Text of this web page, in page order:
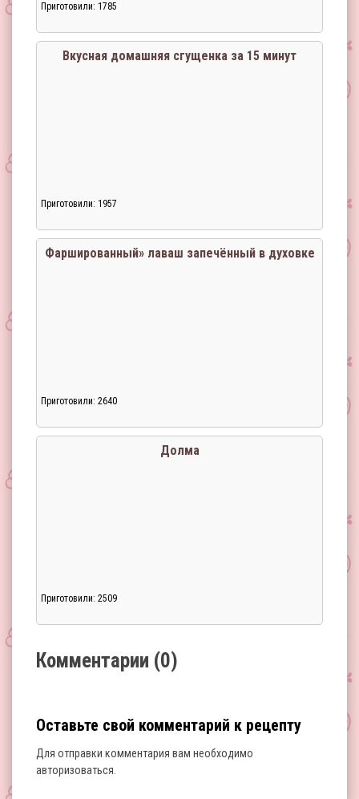
Приготовили: 1785
Вкусная домашняя сгущенка за 15 минут
Приготовили: 1957
Фаршированный» лаваш запечённый в духовке
Приготовили: 2640
Долма
Приготовили: 2509
Комментарии (0)
Оставьте свой комментарий к рецепту
Для отправки комментария вам необходимо
авторизоваться